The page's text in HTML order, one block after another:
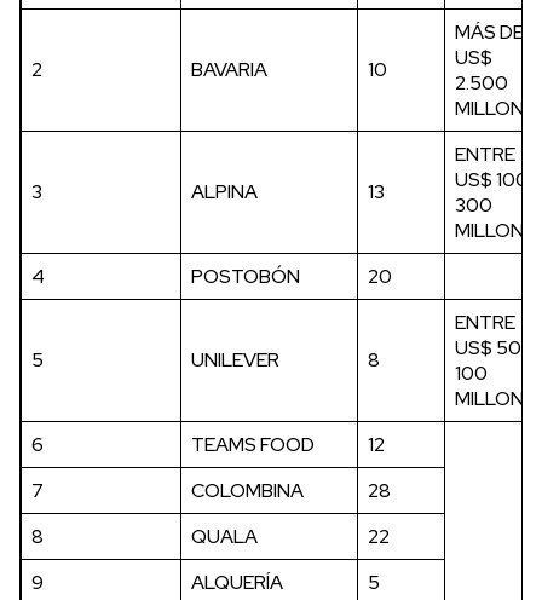
2 BAVARIA 10
MÁS DE
US$
2.500
3 ALPINA 13
ENTRE
US$ 100
300
4
POSTOBÓN 20
5 UNILEVER 8
ENTRE
US$ 50 Y
100
6
TEAMS FOOD
12
7
COLOMBINA
28
8
QUALA
22
9
ALQUERÍA 5